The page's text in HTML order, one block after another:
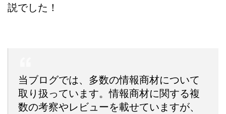
説でした！
当ブログでは、多数の情報商材について
取り扱っています。情報商材に関する複
数の考察やレビューを載せていますが、